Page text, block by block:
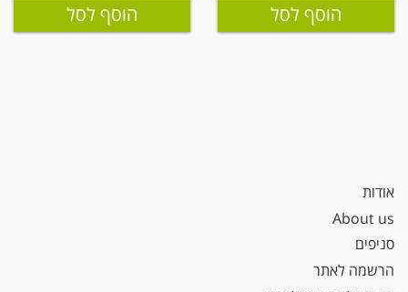
הוסף לסל הוסף לסל
אודות
About us
סניפים
הרשמה לאתר